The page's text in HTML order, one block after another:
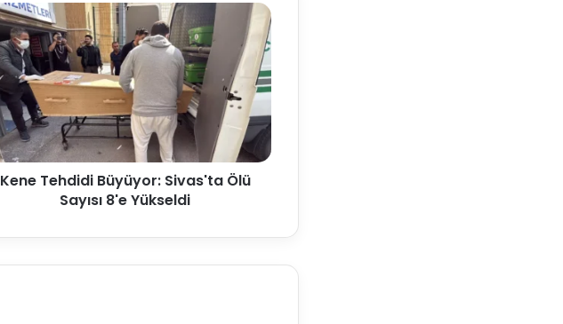
Kene Tehdidi Büyüyor: Sivas'ta Ölü
Sayısı 8'e Yükseldi